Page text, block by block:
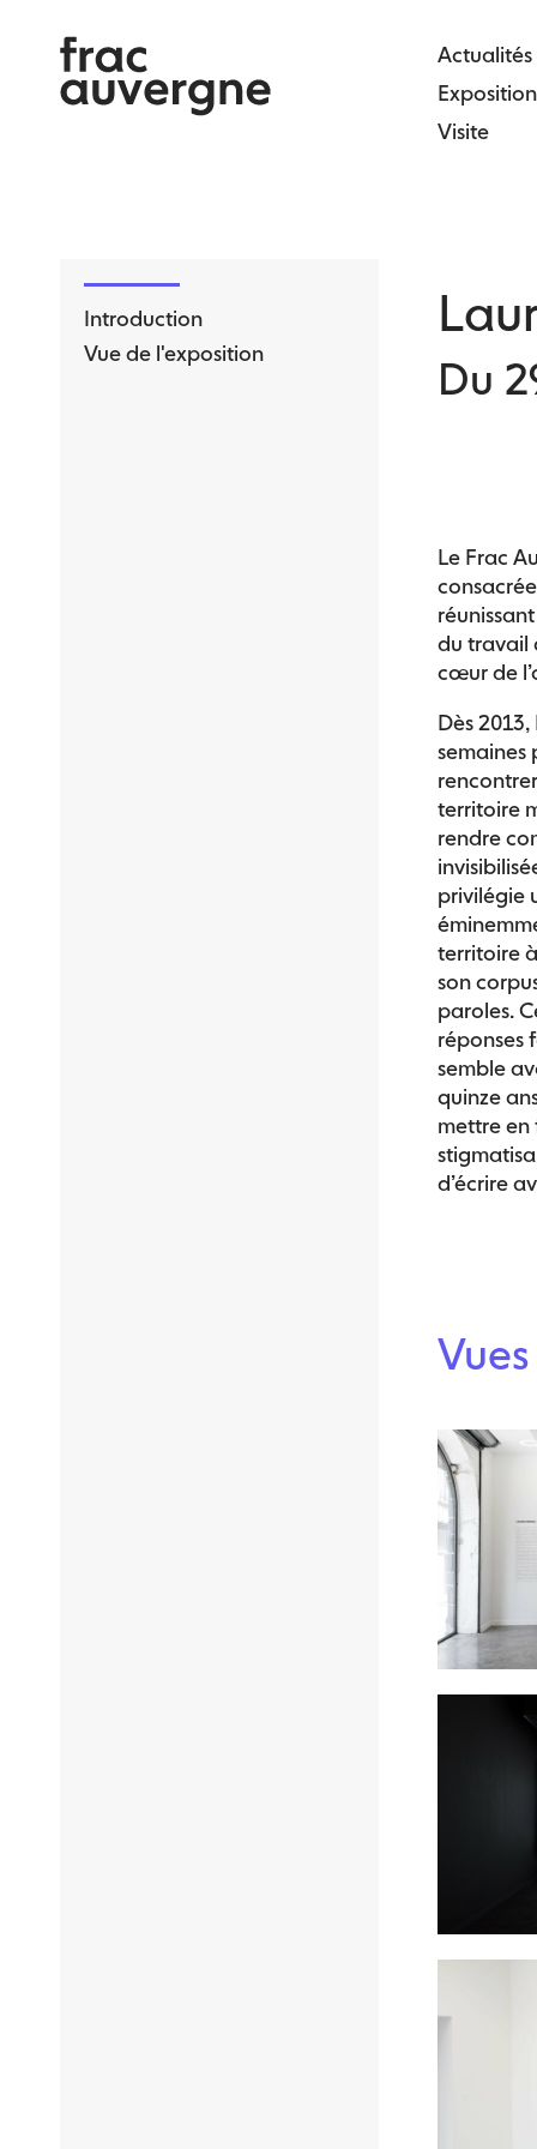
content
Actualités
Visite
Introduction
Vue de l'exposition
Du
Le Frac
du travail
cœur de
Dès
semaines
territoire
rendre
privilégie
territoire
son
paroles.
réponses
semble
quinze
mettre en
d’écrire